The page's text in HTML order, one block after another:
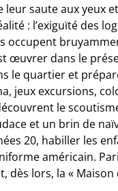
saute aux yeux
: l’exiguïté des
occupent
œuvrer dans le
le quartier et
jeux excursions,
le
et un brin de
20, habiller les
américain.
dès lors, la « Maison